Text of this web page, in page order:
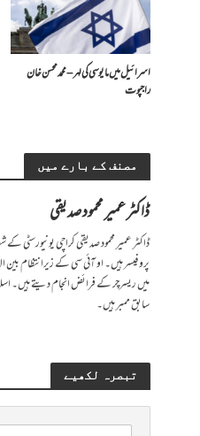
اسرائیل میں مایوسی کی لہر – محمد محسن خان
راجپوت
مصنف کے بارے میں
ڈاکٹر عمیر محمود صدیقی
ڈاکٹر عمیر محمود صدیقی کراچی یونیورسٹی کے
پروفیسر ہیں۔ او آئی سی کے زیرانتظام بین
میں ریسرچر کے فرائض انجام دیتے ہیں۔
سابق ممبر ہیں۔
تبصرہ لکھیے